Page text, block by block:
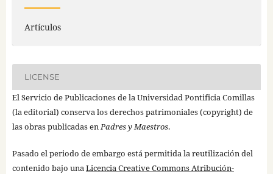
Artículos
LICENSE
El Servicio de Publicaciones de la Universidad Pontificia Comillas
(la editorial) conserva los derechos patrimoniales (copyright) de
las obras publicadas enPadres y Maestros.
Pasado el periodo de embargo está permitida la reutilización del
contenido bajo unaLicencia Creative Commons Atribución-